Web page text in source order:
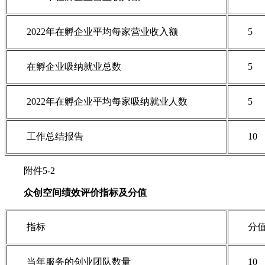
2022年在孵企业平均每家营业收入额 5
在孵企业吸纳就业总数 5
2022年在孵企业平均每家吸纳就业人数 5
工作总结报告 10
附件5-2
众创空间绩效评价指标及分值
指标 分
当年服务的创业团队数量 10